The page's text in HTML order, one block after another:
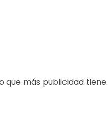
que más publicidad tiene.